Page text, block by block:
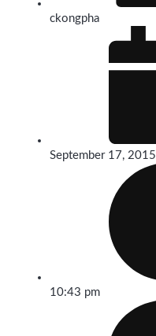
ckongpha
September 17, 2015
10:43 pm